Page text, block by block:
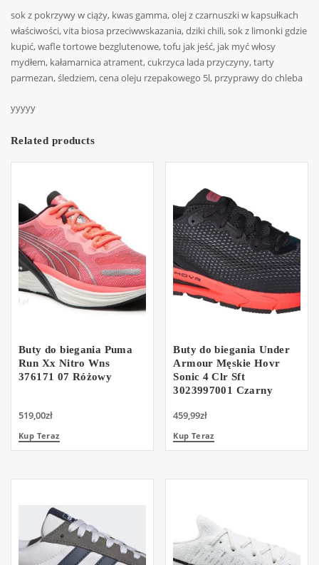
sok z pokrzywy w ciąży, kwas gamma, olej z czarnuszki w kapsułkach
właściwości, vita biosa przeciwwskazania, dziki chili, sok z limonki gdzie
kupić, wafle tortowe bezglutenowe, tofu jak jeść, jak myć włosy
mydłem, kałamarnica atrament, cukrzyca lada przyczyny, tarty
parmezan, śledziem, cena oleju rzepakowego 5l, przyprawy do chleba
yyyyy
Related products
Buty do biegania Puma
Run Xx Nitro Wns
376171 07 Różowy
519,00zł
Kup Teraz
Buty do biegania Under
Armour Męskie Hovr
Sonic 4 Clr Sft
3023997001 Czarny
459,99zł
Kup Teraz